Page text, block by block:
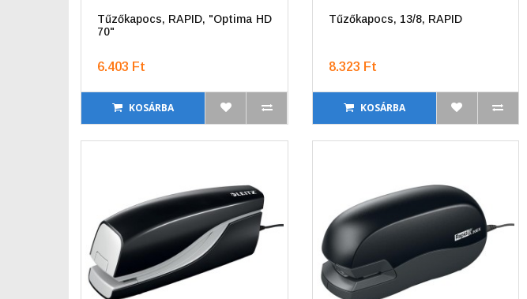
Tűzőkapocs, RAPID, "Optima HD
70"
6.403 Ft
KOSÁRBA
Tűzőkapocs, 13/8, RAPID
8.323 Ft
KOSÁRBA